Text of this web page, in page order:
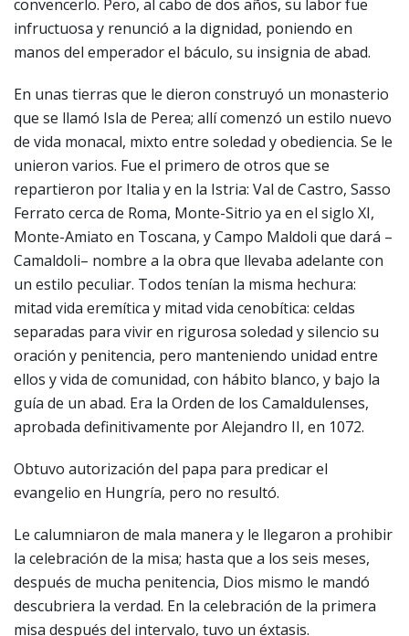
convencerlo. Pero, al cabo de dos años, su labor fue
infructuosa y renunció a la dignidad, poniendo en
manos del emperador el báculo, su insignia de abad.
En unas tierras que le dieron construyó un monasterio
que se llamó Isla de Perea; allí comenzó un estilo nuevo
de vida monacal, mixto entre soledad y obediencia. Se le
unieron varios. Fue el primero de otros que se
repartieron por Italia y en la Istria: Val de Castro, Sasso
Ferrato cerca de Roma, Monte-Sitrio ya en el siglo XI,
Monte-Amiato en Toscana, y Campo Maldoli que dará –
Camaldoli– nombre a la obra que llevaba adelante con
un estilo peculiar. Todos tenían la misma hechura:
mitad vida eremítica y mitad vida cenobítica: celdas
separadas para vivir en rigurosa soledad y silencio su
oración y penitencia, pero manteniendo unidad entre
ellos y vida de comunidad, con hábito blanco, y bajo la
guía de un abad. Era la Orden de los Camaldulenses,
aprobada definitivamente por Alejandro II, en 1072.
Obtuvo autorización del papa para predicar el
evangelio en Hungría, pero no resultó.
Le calumniaron de mala manera y le llegaron a prohibir
la celebración de la misa; hasta que a los seis meses,
después de mucha penitencia, Dios mismo le mandó
descubriera la verdad. En la celebración de la primera
misa después del intervalo, tuvo un éxtasis.